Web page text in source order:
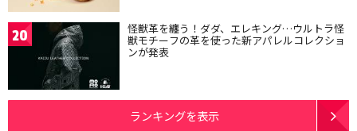
20 怪獣革を纏う！ダダ、エレキング…ウルトラ怪
獣モチーフの革を使った新アパレルコレクショ
ンが発表
ランキングを表示